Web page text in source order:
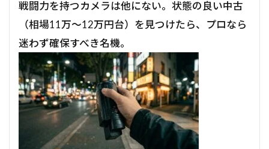
戦闘力を持つカメラは他にない。状態の良い中古
（相場11万〜12万円台）を見つけたら、プロなら
迷わず確保すべき名機。